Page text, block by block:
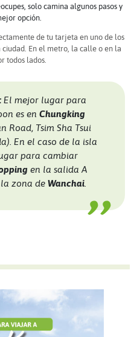
solo camina algunos pasos y
opción.
de tu tarjeta en uno de los
ciudad. En el metro, la calle o en la
todos lados.
El mejor lugar para
es en Chungking
Road, Tsim Sha Tsui
En el caso de la isla
para cambiar
en la salida A
zona de Wanchai